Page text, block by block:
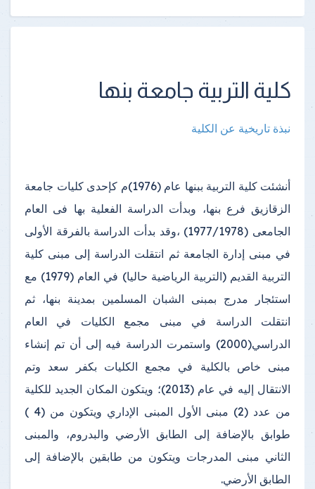
كلية التربية جامعة بنها
نبذة تاريخية عن الكلية
أنشئت كلية التربية ببنها عام (1976)م كإحدى كليات جامعة
الزقازيق فرع بنها، وبدأت الدراسة الفعلية بها فى العام
الجامعى (1977/1978) ،وقد بدأت الدراسة بالفرقة الأولى
في مبنى إدارة الجامعة ثم انتقلت الدراسة إلى مبنى كلية
التربية القديم (التربية الرياضية حاليا) في العام (1979) مع
استئجار مدرج بمبنى الشبان المسلمين بمدينة بنها، ثم
انتقلت الدراسة في مبنى مجمع الكليات في العام
الدراسي(2000) واستمرت الدراسة فيه إلى أن تم إنشاء
مبنى خاص بالكلية في مجمع الكليات بكفر سعد وتم
الانتقال إليه في عام (2013)؛ ويتكون المكان الجديد للكلية
من عدد (2) مبنى الأول المبنى الإداري ويتكون من (4 )
طوابق بالإضافة إلى الطابق الأرضي والبدروم، والمبنى
الثاني مبنى المدرجات ويتكون من طابقين بالإضافة إلى
الطابق الأرضي.